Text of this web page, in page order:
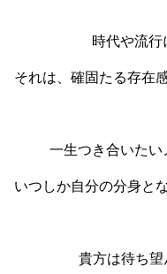
時代や流行
それは、確固たる存在
一生つき合いたい
いつしか自分の分身と
貴方は待ち望